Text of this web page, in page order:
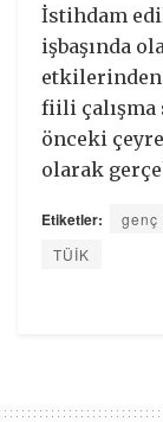
İstihdam
işbaşında
etkilerinden
fiili çalışma
önceki
olarak
Etiketler: genç
TÜİK